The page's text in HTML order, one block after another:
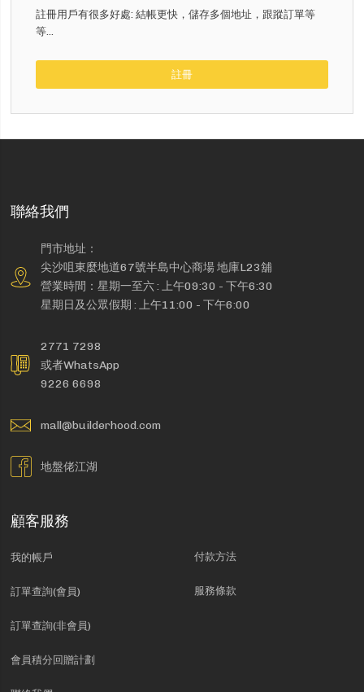
註冊用戶有很多好處: 結帳更快，儲存多個地址，跟蹤訂單等
等...
註冊
聯絡我們
門市地址：
尖沙咀東麼地道67號半島中心商場 地庫L23舖
營業時間：星期一至六 : 上午09:30 - 下午6:30
星期日及公眾假期 : 上午11:00 - 下午6:00
2771 7298
或者WhatsApp
9226 6698
mall@builderhood.com
地盤佬江湖
顧客服務
我的帳戶
訂單查詢(會員)
訂單查詢(非會員)
會員積分回贈計劃
付款方法
服務條款